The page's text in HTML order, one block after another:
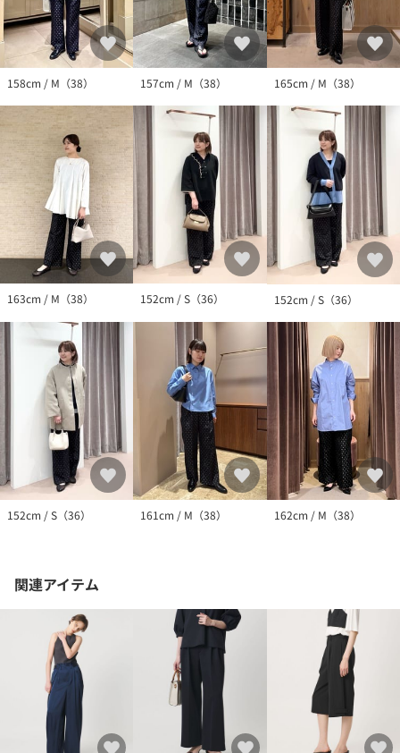
158cm / M（38） 157cm / M（38） 165cm / M（38）
163cm / M（38） 152cm / S（36） 152cm / S（36）
152cm / S（36） 161cm / M（38） 162cm / M（38）
関連アイテム